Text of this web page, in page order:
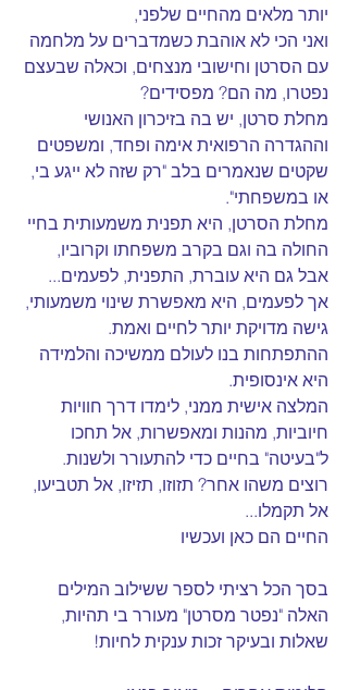
יותר מלאים מהחיים שלפני,
ואני הכי לא אוהבת כשמדברים על מלחמה
עם הסרטן וחישובי מנצחים, וכאלה שבעצם
נפטרו, מה הם? מפסידים?
מחלת סרטן, יש בה בזיכרון האנושי
וההגדרה הרפואית אימה ופחד, ומשפטים
שקטים שנאמרים בלב "רק שזה לא ייגע בי,
או במשפחתי".
מחלת הסרטן, היא תפנית משמעותית בחיי
החולה בה וגם בקרב משפחתו וקרוביו,
אבל גם היא עוברת, התפנית, לפעמים...
אך לפעמים, היא מאפשרת שינוי משמעותי,
גישה מדויקת יותר לחיים ואמת.
ההתפתחות בנו לעולם ממשיכה והלמידה
היא אינסופית.
המלצה אישית ממני, לימדו דרך חוויות
חיוביות, מהנות ומאפשרות, אל תחכו
ל"בעיטה" בחיים כדי להתעורר ולשנות.
רוצים משהו אחר? תזוזו, תזיזו, אל תטביעו,
אל תקמלו...
החיים הם כאן ועכשיו
בסך הכל רציתי לספר ששילוב המילים
האלה "נפטר מסרטן" מעורר בי תהיות,
שאלות ובעיקר זכות ענקית לחיות!